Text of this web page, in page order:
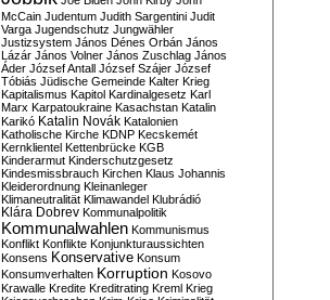
McCain Judentum Judith Sargentini Judit
Varga Jugendschutz Jungwähler
Justizsystem János Dénes Orbán János
Lázár János Volner János Zuschlag János
Áder József Antall József Szájer József
Tóbiás Jüdische Gemeinde Kalter Krieg
Kapitalismus Kapitol Kardinalgesetz Karl
Marx Karpatoukraine Kasachstan Katalin
Karikó Katalin Novák Katalonien
Katholische Kirche KDNP Kecskemét
Kernklientel Kettenbrücke KGB
Kinderarmut Kinderschutzgesetz
Kindesmissbrauch Kirchen Klaus Johannis
Kleiderordnung Kleinanleger
Klimaneutralität Klimawandel Klubrádió
Klára Dobrev Kommunalpolitik
Kommunalwahlen Kommunismus
Konflikt Konflikte Konjunkturaussichten
Konsens Konservative Konsum
Konsumverhalten Korruption Kosovo
Krawalle Kredite Kreditrating Kreml Krieg